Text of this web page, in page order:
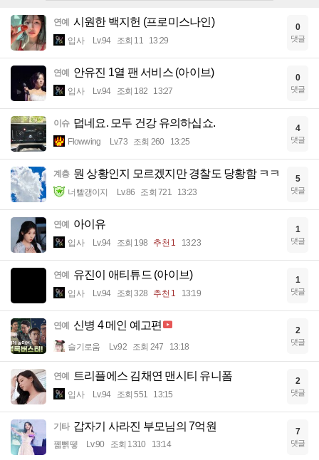
연예 시원한 백지헌 (프로미스나인)
입사 Lv.94 조회 11 13:29
0
댓글
연예 안유진 1열 팬 서비스 (아이브)
입사 Lv.94 조회 182 13:27
0
댓글
이슈 덥네요. 모두 건강 유의하십쇼.
Flowwing Lv.73 조회 260 13:25
4
댓글
계층 뭔 상황인지 모르겠지만 경찰도 당황함 ㅋㅋ
너빨갱이지 Lv.86 조회 721 13:23
5
댓글
연예 아이유
입사 Lv.94 조회 198 추천 1 13:23
1
댓글
연예 유진이 애티튜드 (아이브)
입사 Lv.94 조회 328 추천 1 13:19
1
댓글
연예 신병 4 메인 예고편
슬기로움 Lv.92 조회 247 13:18
2
댓글
연예 트리플에스 김채연 맨시티 유니폼
입사 Lv.94 조회 551 13:15
2
댓글
기타 갑자기 사라진 부모님의 7억원
꿻뻵뗗 Lv.90 조회 1310 13:14
7
댓글